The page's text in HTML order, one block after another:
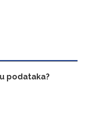
podataka?